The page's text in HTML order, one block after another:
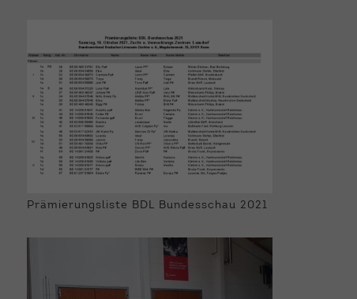
Prämierungsliste BDL Bundesschau 2021